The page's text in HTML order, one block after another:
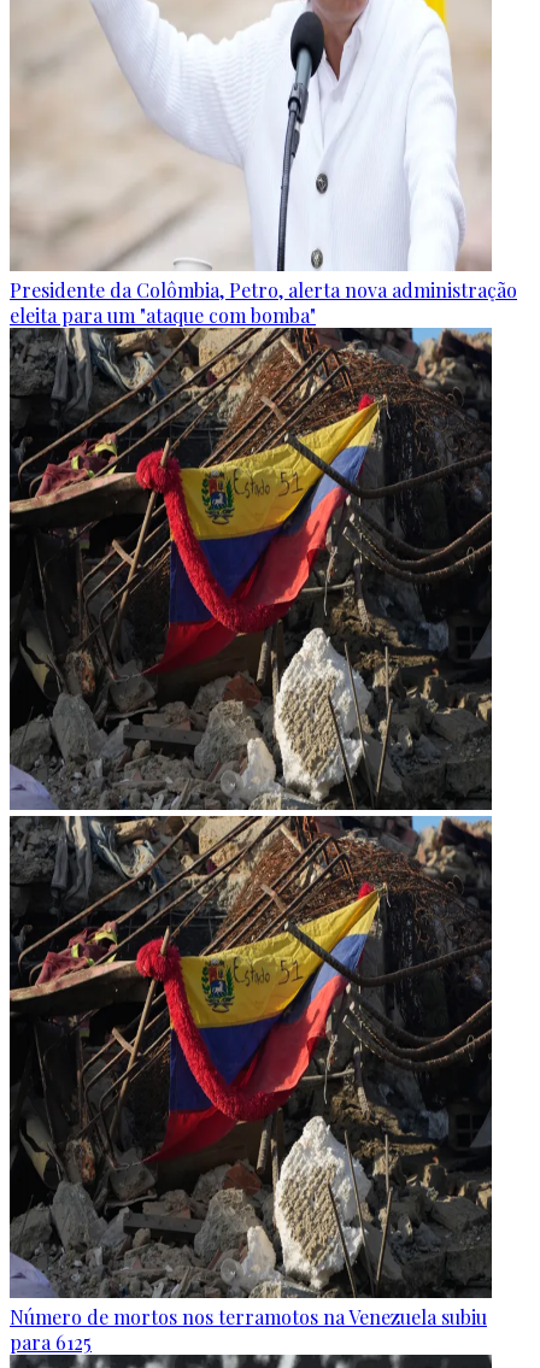
Presidente da Colômbia, Petro, alerta nova administração
eleita para um "ataque com bomba"
Número de mortos nos terramotos na Venezuela subiu
para 6125